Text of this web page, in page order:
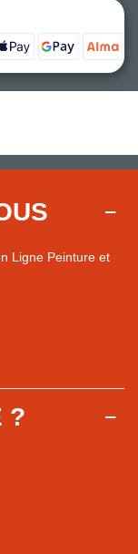
Ligne Peinture et
?